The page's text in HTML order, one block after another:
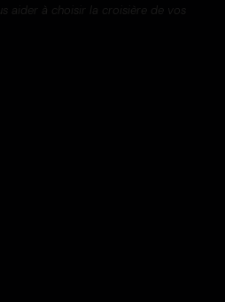
aider à choisir la croisière de vos